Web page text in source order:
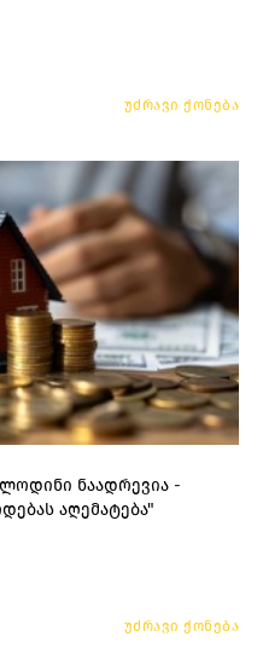
უძრავი ქონება
ნაადრევია -
აღემატება"
უძრავი ქონება